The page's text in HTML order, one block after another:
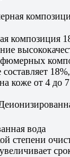
композиция
коже от 4 до
вода
степени